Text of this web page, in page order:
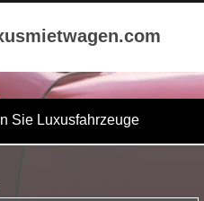
Sie Luxusfahrzeuge